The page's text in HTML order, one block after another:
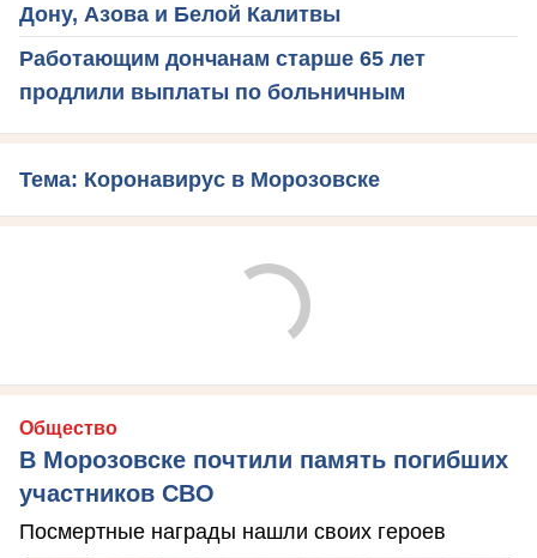
Дону, Азова и Белой Калитвы
Работающим дончанам старше 65 лет
продлили выплаты по больничным
Тема: Коронавирус в Морозовске
Общество
В Морозовске почтили память погибших
участников СВО
Посмертные награды нашли своих героев